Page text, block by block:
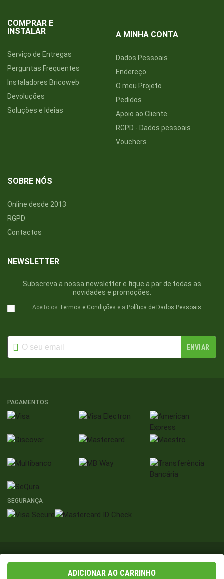
ADICIONAR AO CARRINHO
COMPRAR E
INSTALAR
Serviço de Entregas
Perguntas Frequentes
Instaladores Bricoweb
Devoluções
Soluções e Ideias
A MINHA CONTA
Dados Pessoais
Endereço
O meu Projeto
Pedidos
Apoio ao Cliente
RGPD - Dados pessoais
Vouchers
SOBRE NÓS
Online desde 2013
RGPD
Contactos
NEWSLETTER
Subscreva a nossa newsletter e fique a par de todas as
novidades e promoções.
Aceito os Termos e Condições e a Política de Dados Pessoais
PAGAMENTOS
SEGURANÇA
Bricoweb © 2026 Todos os direitos reservados